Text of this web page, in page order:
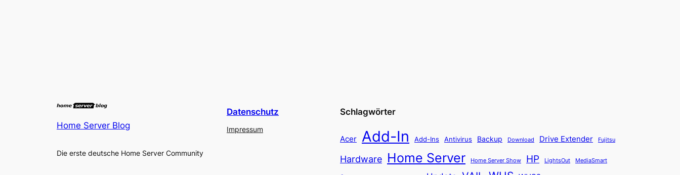
Home Server Blog
Die erste deutsche Home Server Community
Datenschutz
Impressum
Schlagwörter
Acer Add-In Add-Ins Antivirus Backup Download Drive Extender Fujitsu
Hardware Home Server Home Server Show HP LightsOut MediaSmart